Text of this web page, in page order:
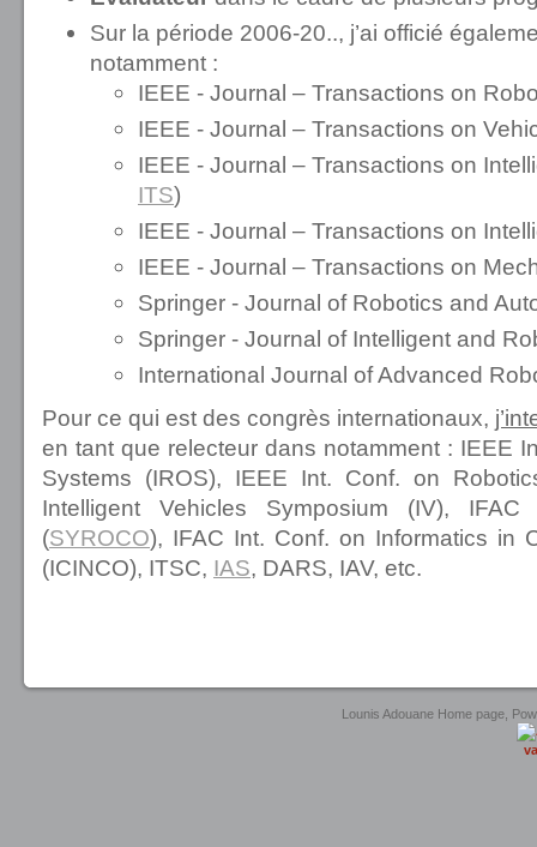
Sur la période 2006-20.., j’ai officié
notamment :
IEEE - Journal – Transactions on
IEEE - Journal – Transactions on
IEEE - Journal – Transactions on
ITS)
IEEE - Journal – Transactions on
IEEE - Journal – Transactions on
Springer - Journal of Robotics and
Springer - Journal of Intelligent and
International Journal of Advanced
Pour ce qui est des congrès internationaux,
en tant que relecteur dans notamment : IEEE
Systems (IROS), IEEE Int. Conf. on
Intelligent Vehicles Symposium (IV),
(SYROCO), IFAC Int. Conf. on Informatics in
(ICINCO), ITSC, IAS, DARS, IAV, etc.
united luxury shop
Lounis Adouane Home page,